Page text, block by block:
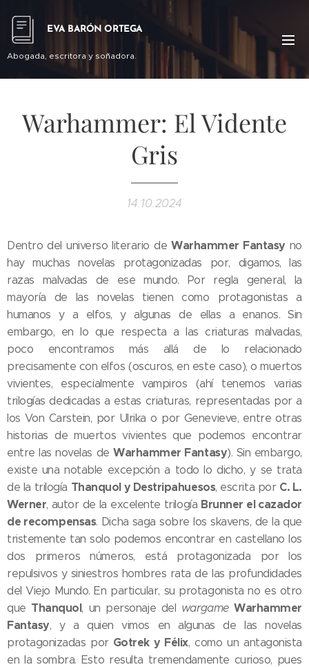
EVA BARÓN ORTEGA
Abogada, escritora y soñadora.
Warhammer: El Vidente
Gris
14.10.2024
Dentro del universo literario deWarhammer Fantasy no
hay muchas novelas protagonizadas por, digamos, las
razas malvadas de ese mundo. Por regla general, la
mayoría de las novelas tienen como protagonistas a
humanos y a elfos, y algunas de ellas a enanos. Sin
embargo, en lo que respecta a las criaturas malvadas,
poco encontramos más allá de lo relacionado
precisamente con elfos (oscuros, en este caso), o muertos
vivientes, especialmente vampiros (ahí tenemos varias
trilogías dedicadas a estas criaturas, representadas por a
los Von Carstein, por Ulrika o por Genevieve, entre otras
historias de muertos vivientes que podemos encontrar
entre las novelas deWarhammer Fantasy). Sin embargo,
existe una notable excepción a todo lo dicho, y se trata
de la trilogía Thanquol y Destripahuesos, escrita por C. L.
Werner, autor de la excelente trilogía Brunner el cazador
de recompensas. Dicha saga sobre los skavens, de la que
tristemente tan solo podemos encontrar en castellano los
dos primeros números, está protagonizada por los
repulsivos y siniestros hombres rata de las profundidades
del Viejo Mundo. En particular, su protagonista no es otro
que Thanquol, un personaje del wargameWarhammer
Fantasy, y a quien vimos en algunas de las novelas
protagonizadas porGotrek y Félix, como un antagonista
en la sombra. Esto resulta tremendamente curioso, pues